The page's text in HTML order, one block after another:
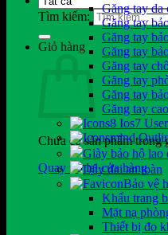
Tìm kiếm:
Giỏ hàng
Chưa có sản phẩm trong
Quay trở lại cửa hàng
Găng tay da
Găng tay
Găng tay
Găng tay
Găng tay
Găng tay
Găng tay
Găng tay
Giày bảo hộ lao
Dây đai an toàn
Bảo vệ
Khẩu trang
Mặt nạ
Thiết bị đo